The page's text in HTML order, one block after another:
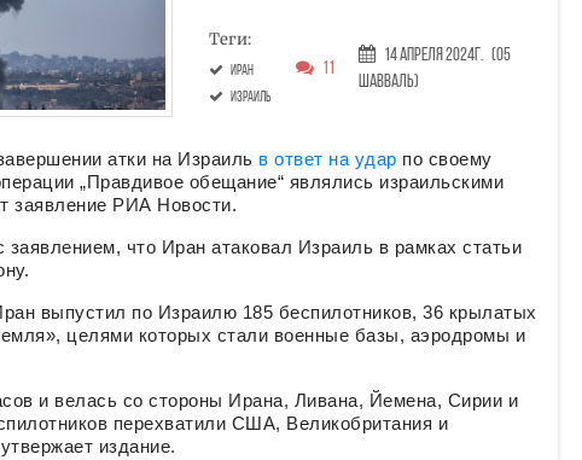
Теги:
Иран
Израиль
11
14 Апреля 2024г. (05
Шавваль)
атки на Израиль в ответ на удар по своему
„Правдивое обещание“ являлись израильскими
заявление РИА Новости.
что Иран атаковал Израиль в рамках статьи
выпустил по Израилю 185 беспилотников, 36 крылатых
целями которых стали военные базы, аэродромы и
и велась со стороны Ирана, Ливана, Йемена, Сирии и
перехватили США, Великобритания и
издание.